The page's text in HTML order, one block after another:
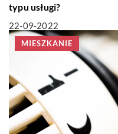
typu usługi?
22-09-2022
MIESZKANIE